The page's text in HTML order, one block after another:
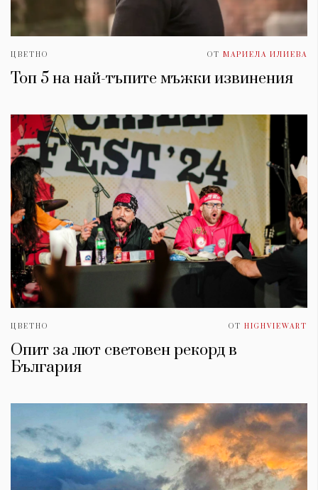
ЦВЕТНО ОТ МАРИЕЛА ИЛИЕВА
Топ 5 на най-тъпите мъжки извинения
ЦВЕТНО ОТ HIGHVIEWART
Опит за лют световен рекорд в
България